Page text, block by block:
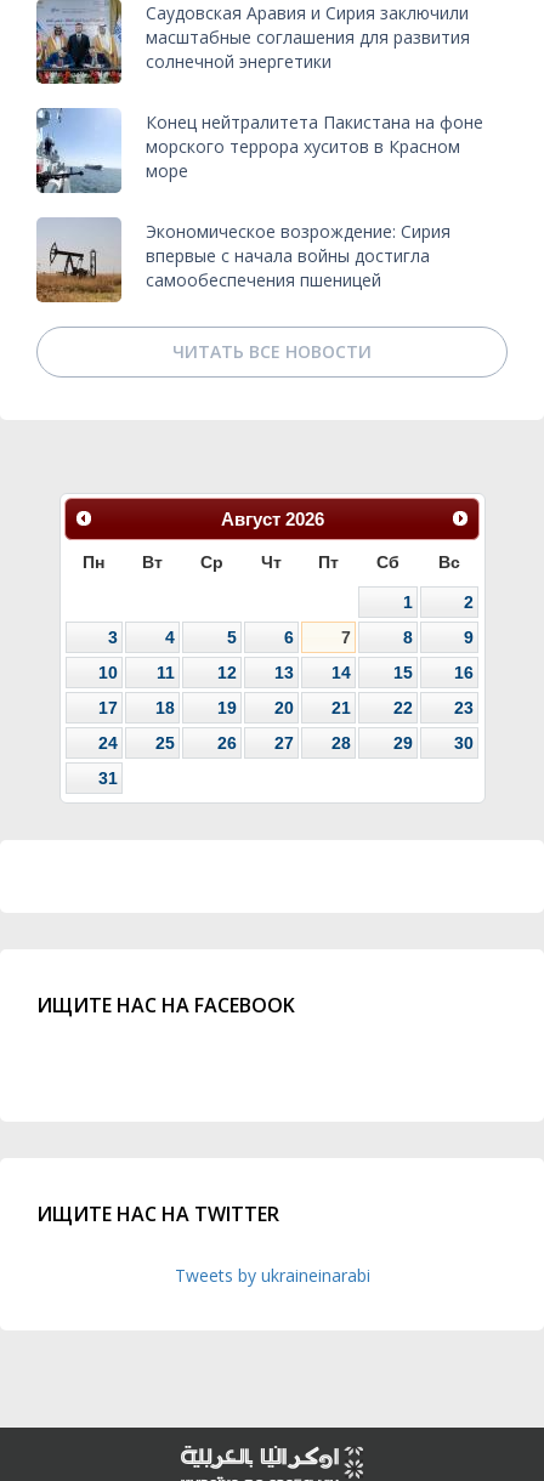
Саудовская Аравия и Сирия заключили
масштабные соглашения для развития
солнечной энергетики
Конец нейтралитета Пакистана на фоне
морского террора хуситов в Красном
море
Экономическое возрождение: Сирия
впервые с начала войны достигла
самообеспечения пшеницей
ЧИТАТЬ ВСЕ НОВОСТИ
Август 2026
Пн Вт Ср Чт Пт Сб Вс
1
2
3
4 5 6 7 8
9
10
11 12 13 14 15
16
17
18 19 20 21 22
23
24
25 26 27 28 29
30
31
ИЩИТЕ НАС НА FACEBOOK
ИЩИТЕ НАС НА TWITTER
Tweets by ukraineinarabi